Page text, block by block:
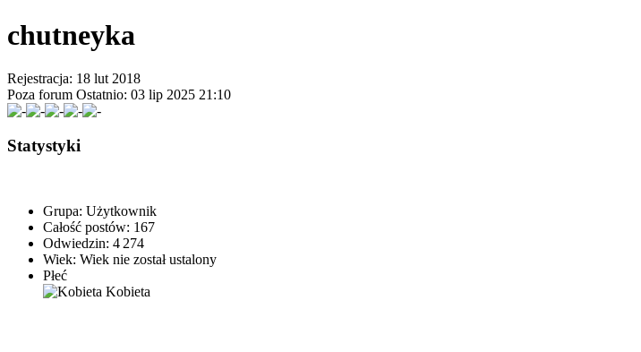
chutneyka
Rejestracja: 18 lut 2018
Poza forum Ostatnio: 03 lip 2025 21:10
Statystyki
Grupa: Użytkownik
Całość postów: 167
Odwiedzin: 4 274
Wiek: Wiek nie został ustalony
Płeć
Kobieta